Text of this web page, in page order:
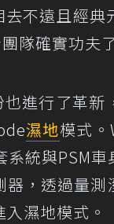
不遠且經典
隊確實功夫
進行了革新
濕地模式
統與PSM車
，透過量
濕地模式。